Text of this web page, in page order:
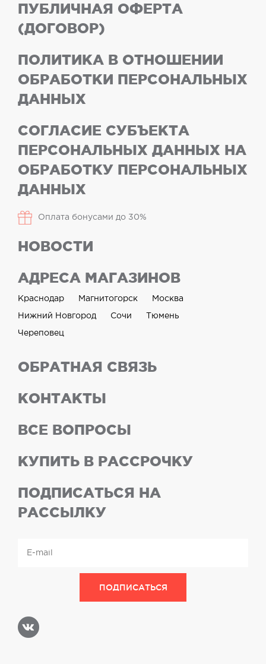
ПУБЛИЧНАЯ ОФЕРТА
(ДОГОВОР)
ПОЛИТИКА В ОТНОШЕНИИ
ОБРАБОТКИ ПЕРСОНАЛЬНЫХ
ДАННЫХ
СОГЛАСИЕ СУБЪЕКТА
ПЕРСОНАЛЬНЫХ ДАННЫХ НА
ОБРАБОТКУ ПЕРСОНАЛЬНЫХ
ДАННЫХ
Оплата бонусами до 30%
НОВОСТИ
АДРЕСА МАГАЗИНОВ
Краснодар Магнитогорск Москва
Нижний Новгород Сочи Тюмень
Череповец
ОБРАТНАЯ СВЯЗЬ
КОНТАКТЫ
ВСЕ ВОПРОСЫ
КУПИТЬ В РАССРОЧКУ
ПОДПИСАТЬСЯ НА
РАССЫЛКУ